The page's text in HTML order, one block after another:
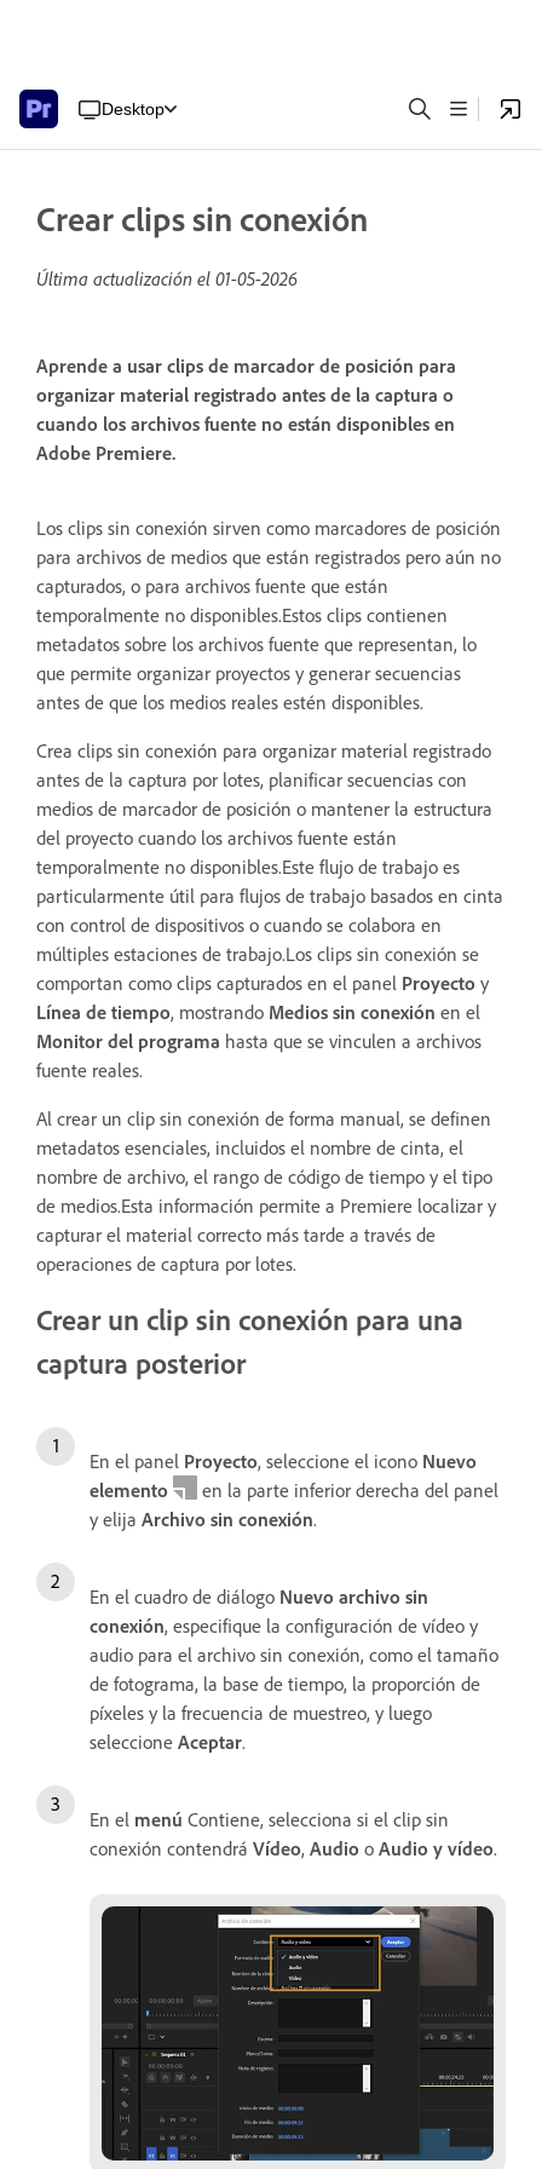
Desktop
Crear clips sin conexión
Última actualización el 01-05-2026
Aprende a usar clips de marcador de posición para
organizar material registrado antes de la captura o
cuando los archivos fuente no están disponibles en
Adobe Premiere.
Los clips sin conexión sirven como marcadores de posición
para archivos de medios que están registrados pero aún no
capturados, o para archivos fuente que están
temporalmente no disponibles.Estos clips contienen
metadatos sobre los archivos fuente que representan, lo
que permite organizar proyectos y generar secuencias
antes de que los medios reales estén disponibles.
Crea clips sin conexión para organizar material registrado
antes de la captura por lotes, planificar secuencias con
medios de marcador de posición o mantener la estructura
del proyecto cuando los archivos fuente están
temporalmente no disponibles.Este flujo de trabajo es
particularmente útil para flujos de trabajo basados en cinta
con control de dispositivos o cuando se colabora en
múltiples estaciones de trabajo.Los clips sin conexión se
comportan como clips capturados en el panel Proyecto y
Línea de tiempo, mostrando Medios sin conexión en el
Monitor del programa hasta que se vinculen a archivos
fuente reales.
Al crear un clip sin conexión de forma manual, se definen
metadatos esenciales, incluidos el nombre de cinta, el
nombre de archivo, el rango de código de tiempo y el tipo
de medios.Esta información permite a Premiere localizar y
capturar el material correcto más tarde a través de
operaciones de captura por lotes.
Crear un clip sin conexión para una
captura posterior
En el panel Proyecto, seleccione el icono Nuevo
elemento
en la parte inferior derecha del panel
y elija Archivo sin conexión.
En el cuadro de diálogo Nuevo archivo sin
conexión, especifique la configuración de vídeo y
audio para el archivo sin conexión, como el tamaño
de fotograma, la base de tiempo, la proporción de
píxeles y la frecuencia de muestreo, y luego
seleccione Aceptar.
En el menú Contiene, selecciona si el clip sin
conexión contendrá Vídeo, Audio o Audio y vídeo.